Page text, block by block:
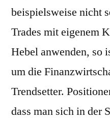
beispielsweise nicht
Trades mit eigenem
Hebel anwenden, so
um die
Trendsetter.
dass man sich in der